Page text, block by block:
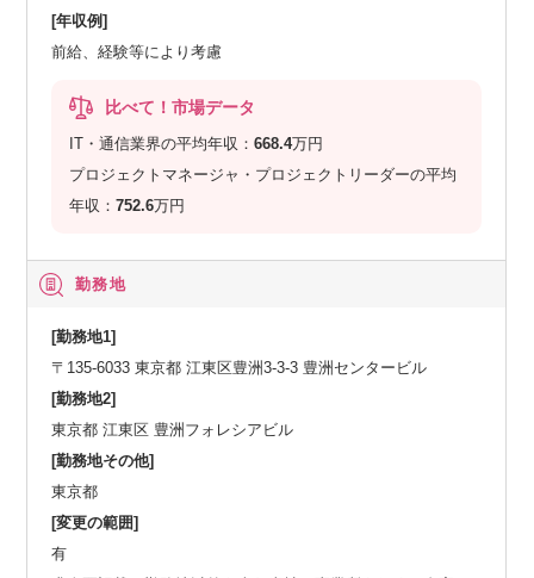
[年収例]
前給、経験等により考慮
比べて！市場データ
IT・通信業界の平均年収：668.4万円
プロジェクトマネージャ・プロジェクトリーダーの平均
年収：752.6万円
勤務地
[勤務地1]
〒135-6033 東京都 江東区豊洲3-3-3 豊洲センタービル
[勤務地2]
東京都 江東区 豊洲フォレシアビル
[勤務地その他]
東京都
[変更の範囲]
有